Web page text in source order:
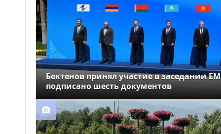
народного участия»
09:47
Забрались на телевышку
и не смогли спуститься: двух
мальчиков спасли в ВКО
09:36
Казахстанские гребцы
завоевали два «золота» на
чемпионате Азии в Японии
Бектенов принял участие в заседании
подписано шесть документов